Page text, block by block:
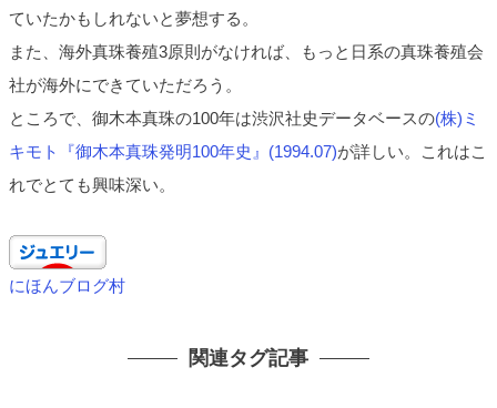
ていたかもしれないと夢想する。
また、海外真珠養殖3原則がなければ、もっと日系の真珠養殖会
社が海外にできていただろう。
ところで、御木本真珠の100年は渋沢社史データベースの(株)ミ
キモト『御木本真珠発明100年史』(1994.07)が詳しい。これはこ
れでとても興味深い。
にほんブログ村
関連タグ記事